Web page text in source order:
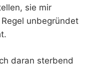
sie mir
unbegründet
daran sterbend